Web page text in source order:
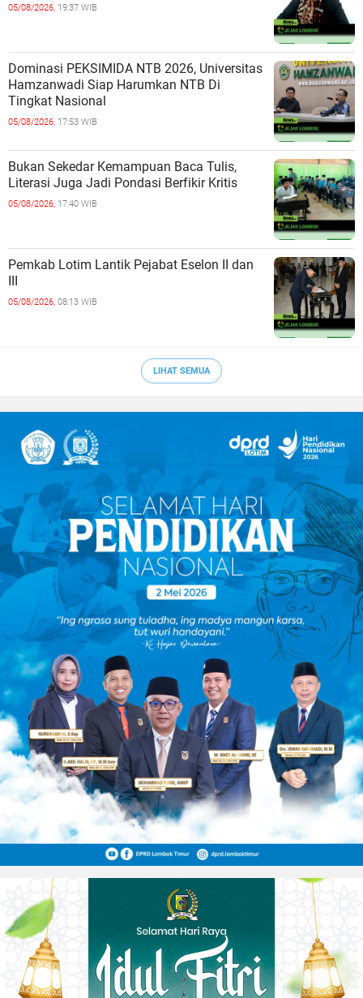
05/08/2026, 19:37 WIB
Dominasi PEKSIMIDA NTB 2026, Universitas
Hamzanwadi Siap Harumkan NTB Di
Tingkat Nasional
05/08/2026, 17:53 WIB
Bukan Sekedar Kemampuan Baca Tulis,
Literasi Juga Jadi Pondasi Berfikir Kritis
05/08/2026, 17:40 WIB
Pemkab Lotim Lantik Pejabat Eselon II dan
III
05/08/2026, 08:13 WIB
LIHAT SEMUA